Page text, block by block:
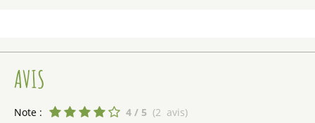
AVIS
Note : 4 / 5 (2 avis)